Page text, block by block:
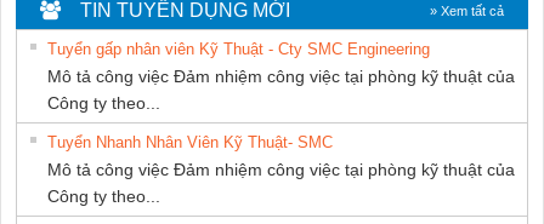
SETSUBI VIỆT
NAM
NAM
THUẬT ĐIỆN CƠ
GIA HƯNG
PHÁT
TIN TUYỂN DỤNG MỚI » Xem tất cả
Tuyển gấp nhân viên Kỹ Thuật - Cty SMC Engineering
Mô tả công việc Đảm nhiệm công việc tại phòng kỹ thuật của
Công ty theo...
Tuyển Nhanh Nhân Viên Kỹ Thuật- SMC
Mô tả công việc Đảm nhiệm công việc tại phòng kỹ thuật của
Công ty theo...